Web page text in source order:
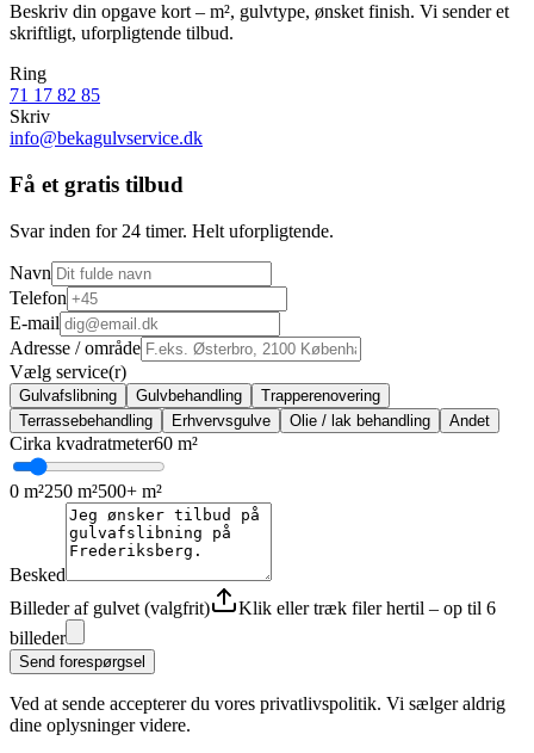
Beskriv din opgave kort – m², gulvtype, ønsket finish. Vi sender et
skriftligt, uforpligtende tilbud.
Ring
71 17 82 85
Skriv
info@bekagulvservice.dk
Få et gratis tilbud
Svar inden for 24 timer. Helt uforpligtende.
Navn
Telefon
E‑mail
Adresse / område
Vælg service(r)
Gulvafslibning Gulvbehandling
Trapperenovering
Terrassebehandling
Erhvervsgulve Olie / lak behandling Andet
Cirka kvadratmeter60 m²
0 m²250 m²500+ m²
Besked
Billeder af gulvet (valgfrit)
Klik eller træk filer hertil – op til 6
billeder
Send forespørgsel
Ved at sende accepterer du vores privatlivspolitik. Vi sælger aldrig
dine oplysninger videre.